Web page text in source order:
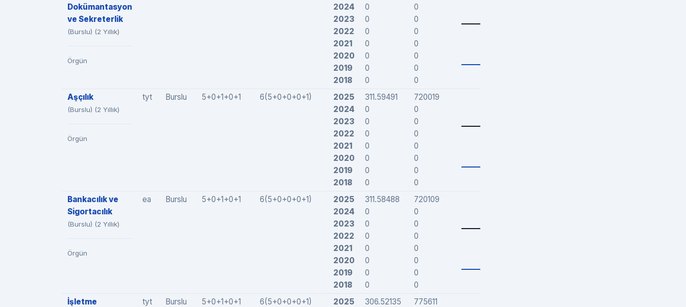
Dokümantasyon
ve Sekreterlik
(Burslu) (2 Yıllık)
Örgün
2024
2023
2022
2021
2020
2019
2018
0
0
0
0
0
0
0
0
0
0
0
0
0
0
Aşçılık
(Burslu) (2 Yıllık)
Örgün
tyt Burslu 5+0+1+0+1 6(5+0+0+0+1)
2025
2024
2023
2022
2021
2020
2019
2018
311.59491
0
0
0
0
0
0
0
720019
0
0
0
0
0
0
0
Bankacılık ve
Sigortacılık
(Burslu) (2 Yıllık)
Örgün
ea Burslu 5+0+1+0+1 6(5+0+0+0+1)
2025
2024
2023
2022
2021
2020
2019
2018
311.58488
0
0
0
0
0
0
0
720109
0
0
0
0
0
0
0
İşletme
tyt Burslu 5+0+1+0+1 6(5+0+0+0+1)
2025
306.52135
775611